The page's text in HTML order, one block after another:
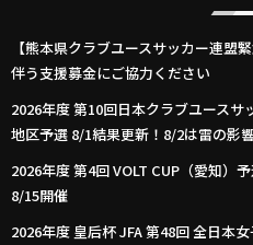
【熊本県クラブユースサッカー連盟
伴う支援募金にご協力ください
2026年度 第10回日本クラブユース
地区予選 8/1結果更新！8/2は雷の
2026年度 第4回 VOLT CUP（愛知）
8/15開催
2026年度 皇后杯 JFA 第48回 全日本